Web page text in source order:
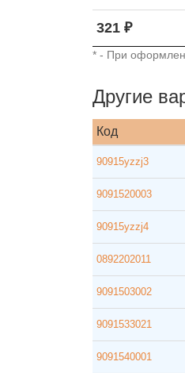
321 ₽
* - При
Другие
Код
90915yzzj3
9091520003
90915yzzj4
0892202011
9091503002
9091533021
9091540001